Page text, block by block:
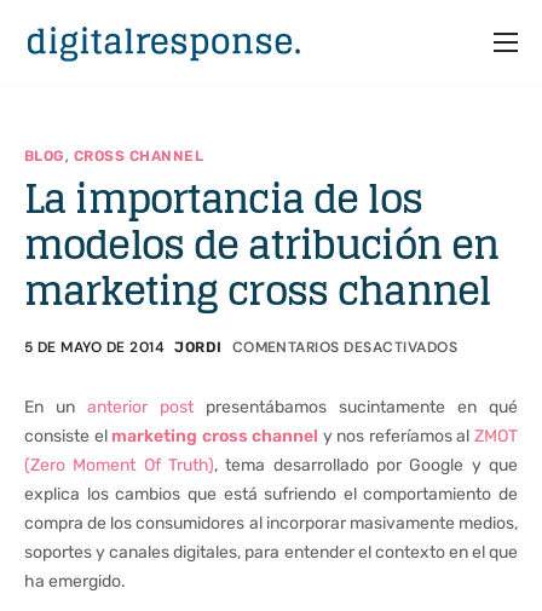
Partners
Casos
Recursos
Quiénes somos
BLOG, CROSS CHANNEL
La importancia de los
modelos de atribución en
marketing cross channel
5 DE MAYO DE 2014 JORDI COMENTARIOS DESACTIVADOS
En un anterior post presentábamos sucintamente en qué
consiste el marketing cross channel y nos referíamos alZMOT
(Zero Moment Of Truth), tema desarrollado por Google y que
explica los cambios que está sufriendo el comportamiento de
compra de los consumidores al incorporar masivamente medios,
soportes y canales digitales, para entender el contexto en el que
ha emergido.